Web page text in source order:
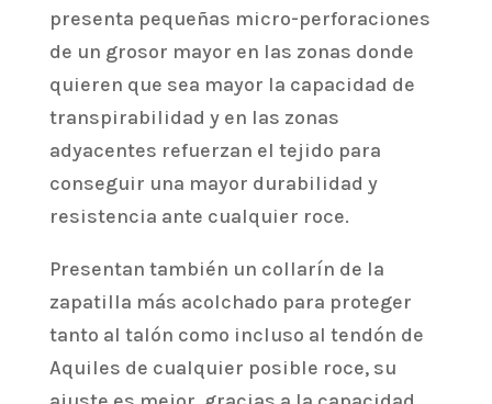
presenta pequeñas micro-perforaciones
de un grosor mayor en las zonas donde
quieren que sea mayor la capacidad de
transpirabilidad y en las zonas
adyacentes refuerzan el tejido para
conseguir una mayor durabilidad y
resistencia ante cualquier roce.
Presentan también un collarín de la
zapatilla más acolchado para proteger
tanto al talón como incluso al tendón de
Aquiles de cualquier posible roce, su